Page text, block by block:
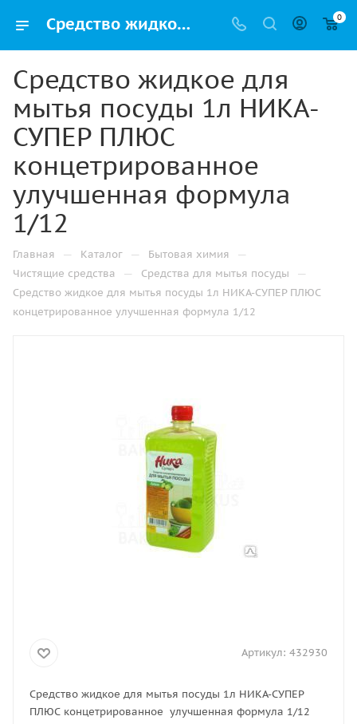
Средство жидкое для мытья посуды 1л НИКА-СУПЕР ПЛЮС концетрированное улучшенная формула 1/12 купить в Самаре по низкой цене оптом и дешево с доставкой 0
Средство жидкое для
мытья посуды 1л НИКА-
СУПЕР ПЛЮС
концетрированное
улучшенная формула
1/12
Главная — Каталог — Бытовая химия —
Чистящие средства — Средства для мытья посуды —
Средство жидкое для мытья посуды 1л НИКА-СУПЕР ПЛЮС
концетрированное улучшенная формула 1/12
Артикул: 432930
Средство жидкое для мытья посуды 1л НИКА-СУПЕР
ПЛЮС концетрированное улучшенная формула 1/12